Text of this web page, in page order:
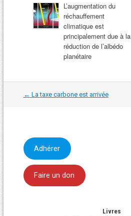
L’augmentation du
réchauffement
climatique est
principalement due à la
réduction de l’albédo
planétaire
Navigation
dans
← La taxe carbone est arrivée
Adhérer
Faire un don
Livres